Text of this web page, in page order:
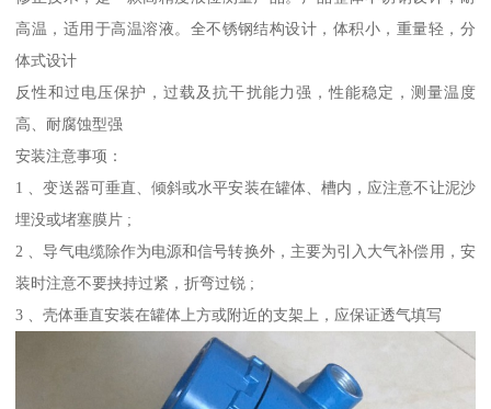
高温，适用于高温溶液。全不锈钢结构设计，体积小，重量轻，分
体式设计
反性和过电压保护，过载及抗干扰能力强，性能稳定，测量温度
高、耐腐蚀型强
安装注意事项：
1 、变送器可垂直、倾斜或水平安装在罐体、槽内，应注意不让泥沙
埋没或堵塞膜片 ;
2 、导气电缆除作为电源和信号转换外，主要为引入大气补偿用，安
装时注意不要挟持过紧，折弯过锐 ;
3 、壳体垂直安装在罐体上方或附近的支架上，应保证透气填写